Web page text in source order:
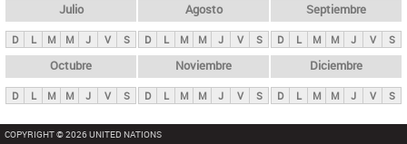
l
e
s
Julio
D L M M J V S
Agosto
D L M M J V S
Septiembre
D L M M J V S
Octubre
D L M M J V S
Noviembre
D L M M J V S
Diciembre
D L M M J V S
COPYRIGHT © 2026 UNITED NATIONS